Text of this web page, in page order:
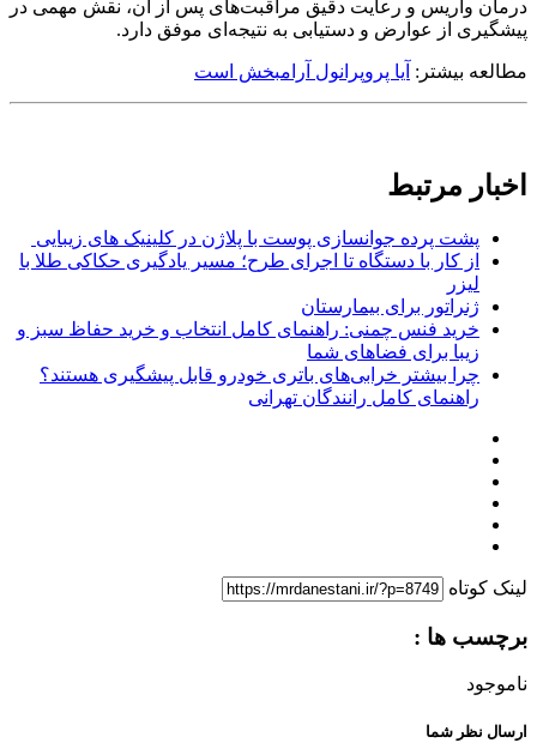
درمان واریس و رعایت دقیق مراقبت‌های پس از آن، نقش مهمی در
پیشگیری از عوارض و دستیابی به نتیجه‌ای موفق دارد.
مطالعه بیشتر: آیا پروپرانول آرامبخش است
اخبار مرتبط
پشت پرده جوانسازی پوست با پلاژن در کلینیک های زیبایی
از کار با دستگاه تا اجرای طرح؛ مسیر یادگیری حکاکی طلا با
لیزر
ژنراتور برای بیمارستان
خرید فنس چمنی: راهنمای کامل انتخاب و خرید حفاظ سبز و
زیبا برای فضاهای شما
چرا بیشتر خرابی‌های باتری خودرو قابل پیشگیری هستند؟
راهنمای کامل رانندگان تهرانی
لینک کوتاه
برچسب ها :
ناموجود
ارسال نظر شما